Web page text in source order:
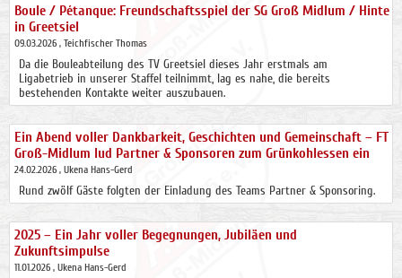
Boule / Pétanque: Freundschaftsspiel der SG Groß Midlum / Hinte
in Greetsiel
09.03.2026 , Teichfischer Thomas
Da die Bouleabteilung des TV Greetsiel dieses Jahr erstmals am
Ligabetrieb in unserer Staffel teilnimmt, lag es nahe, die bereits
bestehenden Kontakte weiter auszubauen.
Ein Abend voller Dankbarkeit, Geschichten und Gemeinschaft – FT
Groß-Midlum lud Partner & Sponsoren zum Grünkohlessen ein
24.02.2026 , Ukena Hans-Gerd
Rund zwölf Gäste folgten der Einladung des Teams Partner & Sponsoring.
2025 – Ein Jahr voller Begegnungen, Jubiläen und
Zukunftsimpulse
11.01.2026 , Ukena Hans-Gerd